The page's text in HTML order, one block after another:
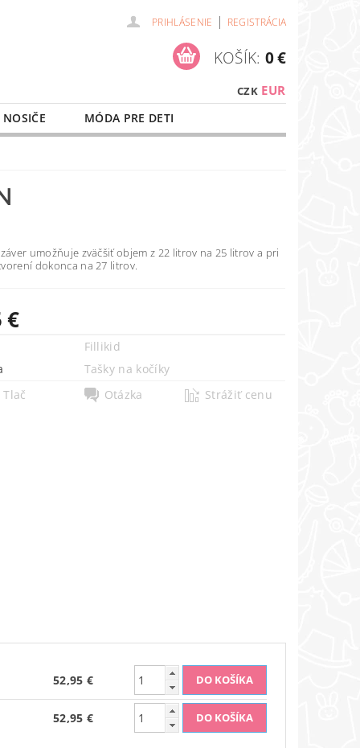
PRIHLÁSENIE | REGISTRÁCIA
CZK EUR
KOŠÍK: 0 €
MÓDA PRE DETI
umožňuje zväčšiť objem z 22 litrov na 25 litrov a pri
dokonca na 27 litrov.
€
Fillikid
Tašky na kočíky
Tlač
Otázka Strážiť cenu
52,95 €
52,95 €